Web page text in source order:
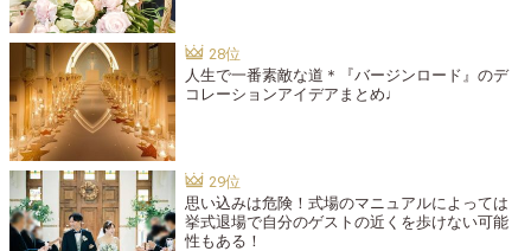
人生で一番素敵な道＊『バージンロード』のデ
コレーションアイデアまとめ♩
思い込みは危険！式場のマニュアルによっては
挙式退場で自分のゲストの近くを歩けない可能
性もある！